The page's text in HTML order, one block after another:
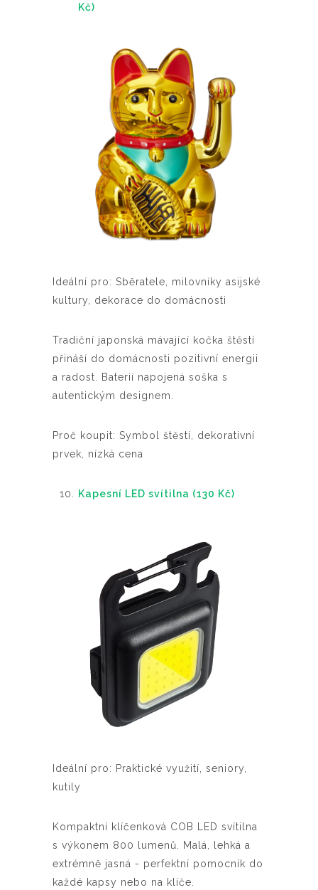
Kč)
Ideální pro: Sběratele, milovníky asijské
kultury, dekorace do domácnosti
Tradiční japonská mávající kočka štěstí
přináší do domácnosti pozitivní energii
a radost. Baterií napojená soška s
autentickým designem.
Proč koupit: Symbol štěstí, dekorativní
prvek, nízká cena
Kapesní LED svítilna (130 Kč)
Ideální pro: Praktické využití, seniory,
kutily
Kompaktní klíčenková COB LED svítilna
s výkonem 800 lumenů. Malá, lehká a
extrémně jasná - perfektní pomocník do
každé kapsy nebo na klíče.